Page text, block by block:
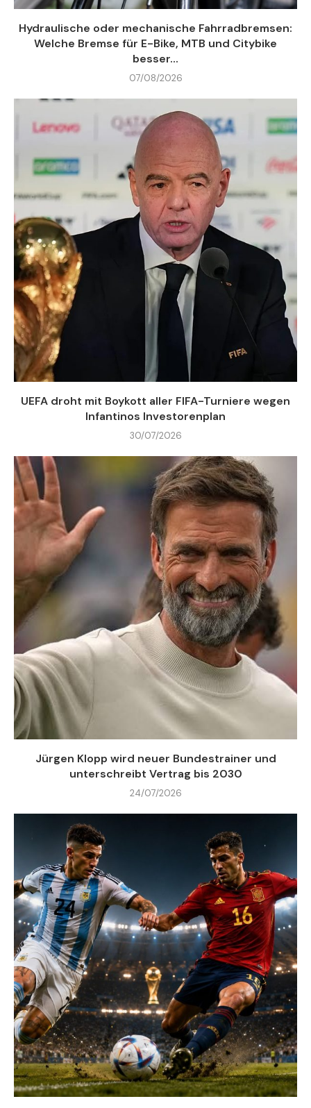
Hydraulische oder mechanische Fahrradbremsen:
Welche Bremse für E-Bike, MTB und Citybike
besser...
07/08/2026
UEFA droht mit Boykott aller FIFA-Turniere wegen
Infantinos Investorenplan
30/07/2026
Jürgen Klopp wird neuer Bundestrainer und
unterschreibt Vertrag bis 2030
24/07/2026